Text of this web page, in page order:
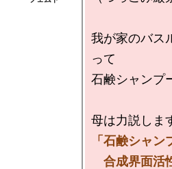
我が家のバス
って
石鹸シャンプ
「石鹸シャン
合成界面活